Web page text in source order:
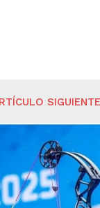
SIGUIENTE